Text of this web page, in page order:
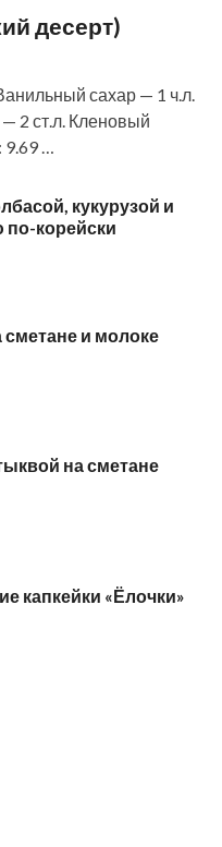
десерт)
сахар — 1 ч.л.
2 ст.л. Кленовый
9.69 …
кукурузой и
корейски
сметане и молоке
на сметане
капкейки «Ёлочки»